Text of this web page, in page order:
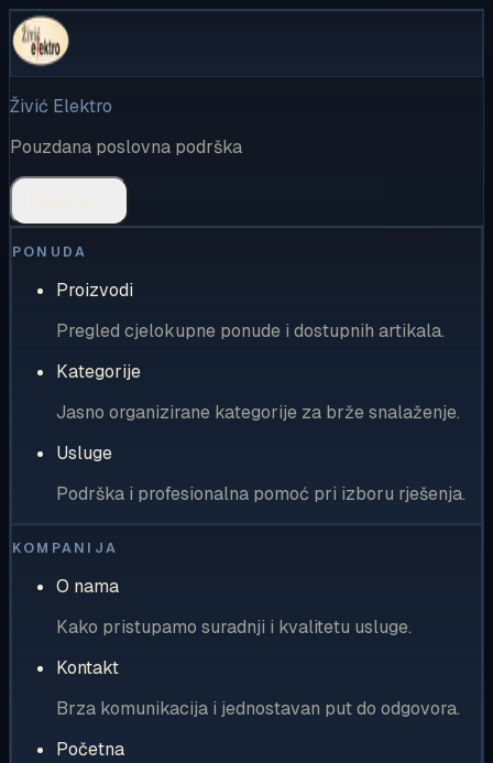
Živić Elektro
Pouzdana poslovna podrška
PONUDA
Proizvodi
Pregled cjelokupne ponude i dostupnih artikala.
Kategorije
Jasno organizirane kategorije za brže snalaženje.
Usluge
Podrška i profesionalna pomoć pri izboru rješenja.
KOMPANIJA
O nama
Kako pristupamo suradnji i kvalitetu usluge.
Kontakt
Brza komunikacija i jednostavan put do odgovora.
Početna